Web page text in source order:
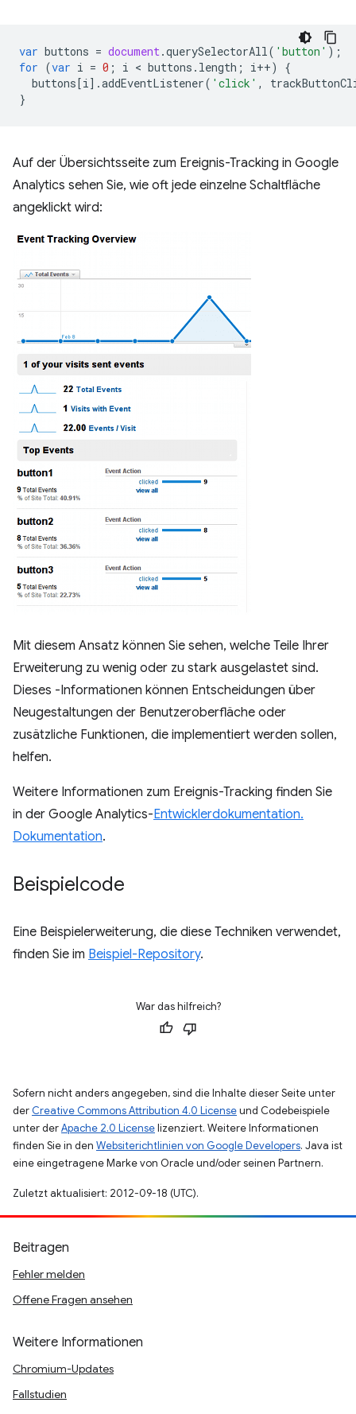
var buttons = document .querySelectorAll ( 'button' );
for (var i = 0 ; i < buttons . length ; i++)
{
buttons[i ].addEventListener( 'click' ,
}
Auf der Übersichtsseite zum Ereignis-Tracking in Google
Analytics sehen Sie, wie oft jede einzelne Schaltfläche
angeklickt wird:
Mit diesem Ansatz können Sie sehen, welche Teile Ihrer
Erweiterung zu wenig oder zu stark ausgelastet sind.
Dieses -Informationen können Entscheidungen über
Neugestaltungen der Benutzeroberfläche oder
zusätzliche Funktionen, die implementiert werden sollen,
helfen.
Weitere Informationen zum Ereignis-Tracking finden Sie
in der Google Analytics-Entwicklerdokumentation.
Dokumentation.
Beispielcode
Eine Beispielerweiterung, die diese Techniken verwendet,
finden Sie im Beispiel-Repository.
War das hilfreich?
Sofern nicht anders angegeben, sind die Inhalte dieser Seite unter
der Creative Commons Attribution 4.0 Licenseund Codebeispiele
unter derApache 2.0 Licenselizenziert. Weitere Informationen
finden Sie in den Websiterichtlinien von Google Developers. Java ist
eine eingetragene Marke von Oracle und/oder seinen Partnern.
Zuletzt aktualisiert: 2012-09-18 (UTC).
Beitragen
Fehler melden
Offene Fragen ansehen
Weitere Informationen
Chromium-Updates
Fallstudien